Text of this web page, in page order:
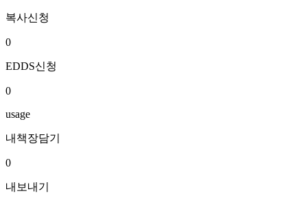
복사신청
0
EDDS신청
0
usage
내책장담기
0
내보내기